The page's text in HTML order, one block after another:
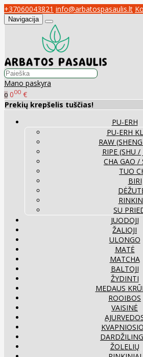
+37060043821 info@arbatospasaulis.lt
Navigacija
Mano paskyra
0 000 €
Prekių krepšelis tuščias!
PU-ERH
PU-ERH
RAW
RIPE (SHU /
CHA GAO /
TUO
BIRI
SU
JUODOJI
ŽALIOJI
ULONGO
MATĖ
MATCHA
BALTOJI
ŽYDINTI
MEDAUS
ROOIBOS
VAISINĖ
ŽOLELIŲ